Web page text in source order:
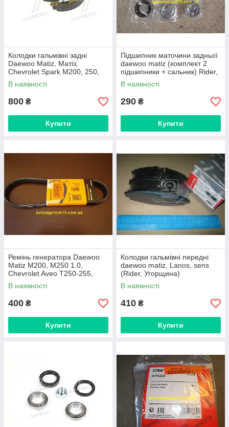
Колодки гальмівні задні
Daewoo Matiz, Матіз,
Chevrolet Spark М200, 250,
300 (виробник Sangsin,
Південна Корея)
В наявності
800 ₴
Купити
Підшипник маточини задньої
daewoo matiz (комплект 2
підшипники + сальник) Rider,
Угорщина
В наявності
290 ₴
Купити
Ремінь генератора Daewoo
Matiz M200, M250 1.0,
Chevrolet Aveo Т250-255,
Nissan Sunny (Contitech,
Великобританія)
В наявності
400 ₴
Купити
Колодки гальмівні передні
daewoo matiz, Lanos, sens
(Rider, Угорщина)
В наявності
410 ₴
Купити